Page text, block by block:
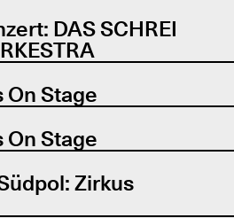
DAS SCHREI
On Stage
On Stage
Zirkus